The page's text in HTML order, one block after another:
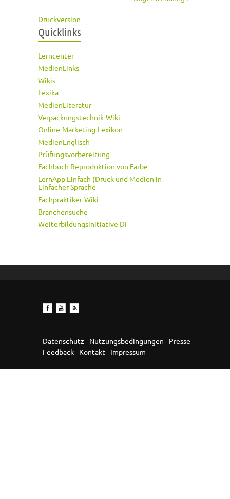
Druckversion
Quicklinks
Lerncenter
MedienLinks
Wikis
Lexika
MedienLiteratur
Verpackungstechnik-Wiki
Online-Marketing-Lexikon
MedienEnglisch
Prüfungsvorbereitung
Fachbuch Reproduktion von Farbe
LernApp Einfach (Druck und Medien in
Einfacher Sprache
Fachpraktiker-Wiki
Branchensuche
Weiterbildungsinitiative DI
Datenschutz Nutzungsbedingungen
Presse
Feedback
Kontakt Impressum